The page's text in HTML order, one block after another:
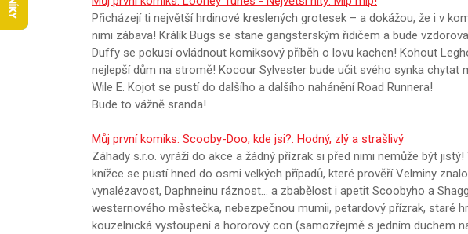
Přicházejí ti největší hrdinové kreslených grotesek – a dokážou, že i v
nimi zábava! Králík Bugs se stane gangsterským řidičem a bude
Duffy se pokusí ovládnout komiksový příběh o lovu kachen! Kohout
nejlepší dům na stromě! Kocour Sylvester bude učit svého synka chytat
Wile E. Kojot se pustí do dalšího a dalšího nahánění Road Runnera!
Bude to vážně sranda!
Můj první komiks: Scooby-Doo, kde jsi?: Hodný, zlý a strašlivý
Záhady s.r.o. vyráží do akce a žádný přízrak si před nimi nemůže být jistý!
knížce se pustí hned do osmi velkých případů, které prověří Velminy
vynalézavost, Daphneinu ráznost… a zbabělost i apetit Scoobyho a
westernového městečka, nebezpečnou mumii, petardový přízrak, staré
kouzelnická vystoupení a hororový con (samozřejmě s jedním duchem